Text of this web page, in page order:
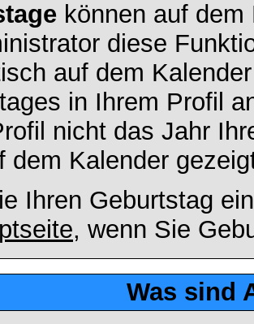
können auf
diese
auf dem
in Ihrem Profil
nicht das Jahr
dem Kalender
Ihren Geburtstag
, wenn Sie
Was sind